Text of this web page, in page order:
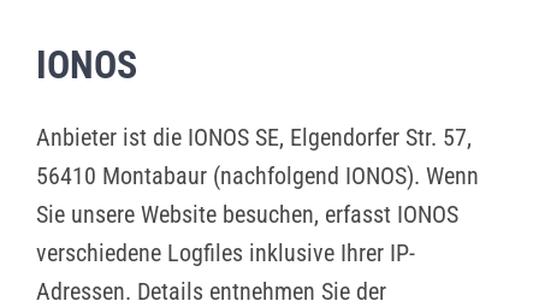
IONOS
Anbieter ist die IONOS SE, Elgendorfer Str. 57,
56410 Montabaur (nachfolgend IONOS). Wenn
Sie unsere Website besuchen, erfasst IONOS
verschiedene Logfiles inklusive Ihrer IP-
Adressen. Details entnehmen Sie der